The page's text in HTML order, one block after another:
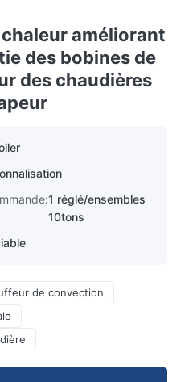
améliorant
des bobines de
des chaudières
1 réglé/ensembles
10tons
de convection